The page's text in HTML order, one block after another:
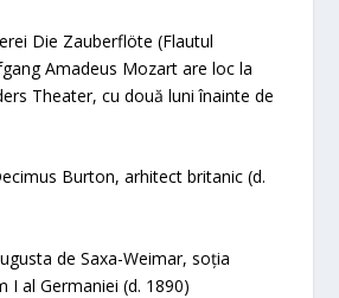
Die Zauberflöte (Flautul
Amadeus Mozart are loc la
Theater, cu două luni înainte de
Burton, arhitect britanic (d.
de Saxa-Weimar, soția
I al Germaniei (d. 1890)